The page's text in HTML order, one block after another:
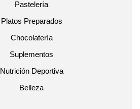
Pastelería
Platos Preparados
Chocolatería
Suplementos
Nutrición Deportiva
Belleza